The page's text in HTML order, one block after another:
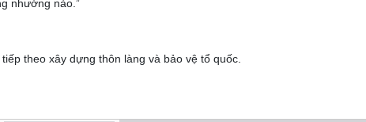
nhường nào.”
theo xây dựng thôn làng và bảo vệ tổ quốc.